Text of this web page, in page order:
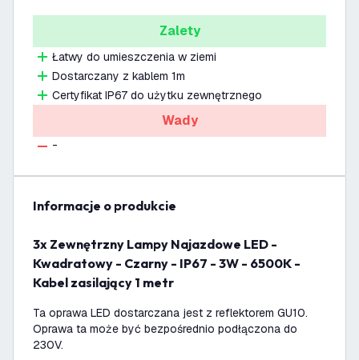
Zalety
Łatwy do umieszczenia w ziemi
Dostarczany z kablem 1m
Certyfikat IP67 do użytku zewnętrznego
Wady
-
informacje o produkcie
3x Zewnętrzny Lampy Najazdowe LED -
Kwadratowy - Czarny - IP67 - 3W - 6500K -
Kabel zasilający 1 metr
Ta oprawa LED dostarczana jest z reflektorem GU10.
Oprawa ta może być bezpośrednio podłączona do
230V.